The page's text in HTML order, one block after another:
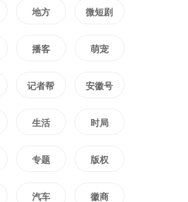
。
动，有序推动现役
地方 微短剧
播客 萌宠
记者帮 安徽号
生活 时局
专题 版权
汽车 徽商